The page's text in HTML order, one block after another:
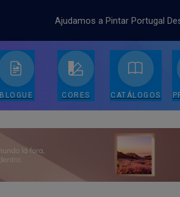
Ajudamos a Pintar Portugal
BLOGUE CORES CATÁLOGOS